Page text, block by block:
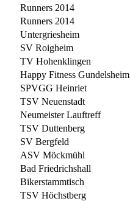
Runners 2014
Runners 2014
Untergriesheim
SV Roigheim
TV Hohenklingen
Happy Fitness Gundelsheim
SPVGG Heinriet
TSV Neuenstadt
Neumeister Lauftreff
TSV Duttenberg
SV Bergfeld
ASV Möckmühl
Bad Friedrichshall
Bikerstammtisch
TSV Höchstberg